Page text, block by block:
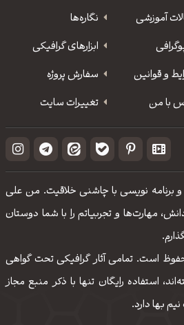
آموزشی
نگاره‌ها
ابزارهای گرافیکی
و قوانین
سفارش پروژه
با من تغییرات سایت
برنامه نویسی با چاشنی خلاقیت. من علی
مهارت‌‌ها و تجربیاتم را با شما دوستان
است. تمامی آثار گرافیکی تحت گواهی
استفاده رایگان تنها با ذکر منبع مجاز
بها دارد.